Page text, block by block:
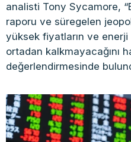
analisti Tony Sycamore,
raporu ve süregelen
yüksek fiyatların ve
ortadan kalkmayacağını
değerlendirmesinde